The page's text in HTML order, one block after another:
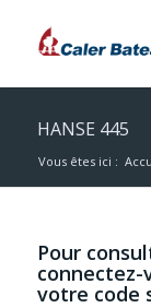
HANSE 445
Vous êtes ici :
Pour
connectez-
votre code